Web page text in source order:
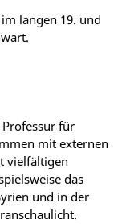
langen 19. und
für
mit externen
vielfältigen
das
und in der